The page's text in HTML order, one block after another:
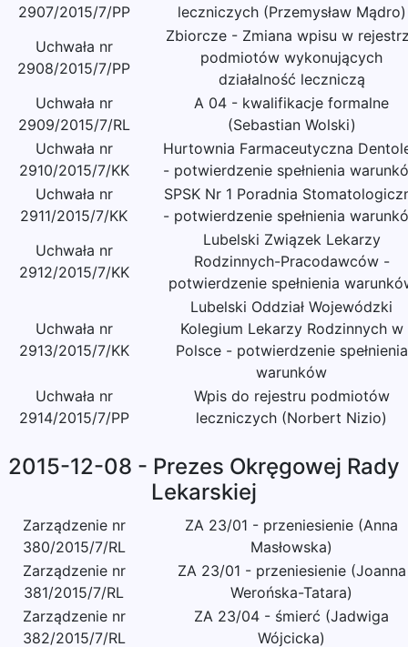
2907/2015/7/PP
leczniczych (Przemysław Mądro)
Uchwała nr
2908/2015/7/PP
Zbiorcze - Zmiana wpisu w
podmiotów wykonujących
działalność leczniczą
Uchwała nr
2909/2015/7/RL
A 04 - kwalifikacje formalne
(Sebastian Wolski)
Uchwała nr
2910/2015/7/KK
Hurtownia Farmaceutyczna
- potwierdzenie spełnienia
Uchwała nr
2911/2015/7/KK
SPSK Nr 1 Poradnia
- potwierdzenie spełnienia
Uchwała nr
2912/2015/7/KK
Lubelski Związek Lekarzy
Rodzinnych-Pracodawców -
potwierdzenie spełnienia
Uchwała nr
2913/2015/7/KK
Lubelski Oddział Wojewódzki
Kolegium Lekarzy Rodzinnych w
Polsce - potwierdzenie spełnienia
warunków
Uchwała nr
2914/2015/7/PP
Wpis do rejestru podmiotów
leczniczych (Norbert Nizio)
2015-12-08 - Prezes Okręgowej Rady
Lekarskiej
Zarządzenie nr
380/2015/7/RL
ZA 23/01 - przeniesienie (Anna
Masłowska)
Zarządzenie nr
381/2015/7/RL
ZA 23/01 - przeniesienie (Joanna
Werońska-Tatara)
Zarządzenie nr
382/2015/7/RL
ZA 23/04 - śmierć (Jadwiga
Wójcicka)